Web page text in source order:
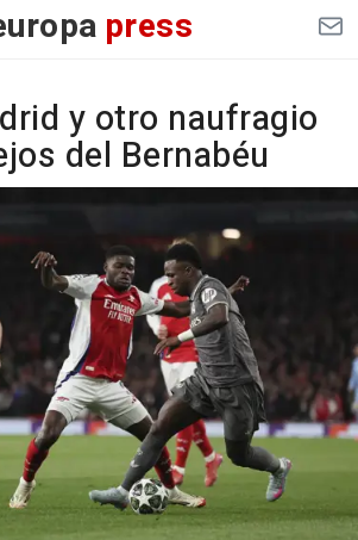
press
y otro naufragio
del Bernabéu